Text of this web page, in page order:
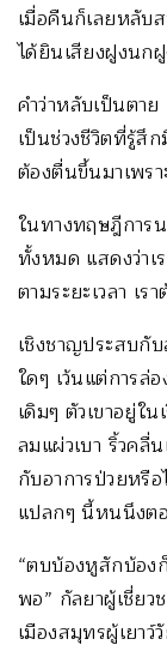
เมื่อคืนก็เลยหลับ
ได้ยินเสียงฝูงนก
คำว่าหลับเป็นตา
เป็นช่วงชีวิตที่รู้สึ
ต้องตื่นขึ้นมาเพร
ในทางทฤษฎีการ
ทั้งหมด แสดงว่าเ
ตามระยะเวลา เร
เชิงชาญประสบกั
ใดๆ เว้นแต่การล่
เดิมๆ ตัวเขาอยู่ใ
ลมแผ่วเบา ริ้วคลื่
กับอาการป่วยหรือ
แปลกๆ นี้หนนึงต
“ตบบ้องหูสักบ้อง
พอ” กัลยาผู้เชี่ย
เมืองสมุทรผู้เยาว์